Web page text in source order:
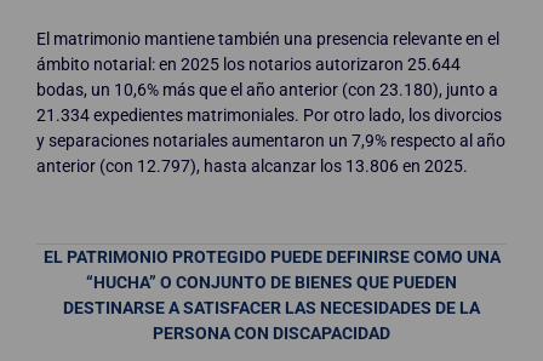
El matrimonio mantiene también una presencia relevante en el
ámbito notarial: en 2025 los notarios autorizaron 25.644
bodas, un 10,6% más que el año anterior (con 23.180), junto a
21.334 expedientes matrimoniales. Por otro lado, los divorcios
y separaciones notariales aumentaron un 7,9% respecto al año
anterior (con 12.797), hasta alcanzar los 13.806 en 2025.
EL PATRIMONIO PROTEGIDO PUEDE DEFINIRSE COMO UNA
“HUCHA” O CONJUNTO DE BIENES QUE PUEDEN
DESTINARSE A SATISFACER LAS NECESIDADES DE LA
PERSONA CON DISCAPACIDAD